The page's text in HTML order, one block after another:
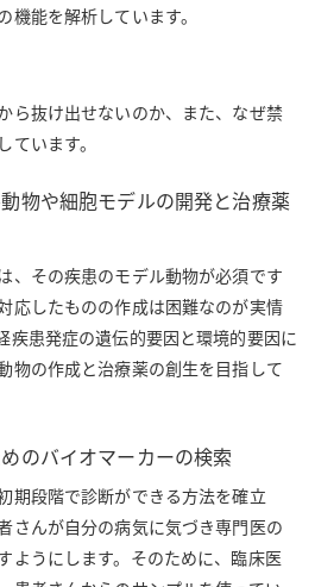
能を解析しています。
ら抜け出せないのか、また、なぜ禁
います。
物や細胞モデルの開発と治療薬
、その疾患のモデル動物が必須です
応したものの作成は困難なのが実情
疾患発症の遺伝的要因と環境的要因に
物の作成と治療薬の創生を目指して
のバイオマーカーの検索
期段階で診断ができる方法を確立
さんが自分の病気に気づき専門医の
ようにします。そのために、臨床医